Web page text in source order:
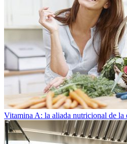
Vitamina A: la aliada nutricional de la